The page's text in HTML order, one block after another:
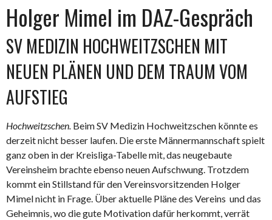
Holger Mimel im DAZ-Gespräch
SV MEDIZIN HOCHWEITZSCHEN MIT
NEUEN PLÄNEN UND DEM TRAUM VOM
AUFSTIEG
Hochweitzschen. Beim SV Medizin Hochweitzschen könnte es
derzeit nicht besser laufen. Die erste Männermannschaft spielt
ganz oben in der Kreisliga-Tabelle mit, das neugebaute
Vereinsheim brachte ebenso neuen Aufschwung. Trotzdem
kommt ein Stillstand für den Vereinsvorsitzenden Holger
Mimel nicht in Frage. Über aktuelle Pläne des Vereins und das
Geheimnis, wo die gute Motivation dafür herkommt, verrät